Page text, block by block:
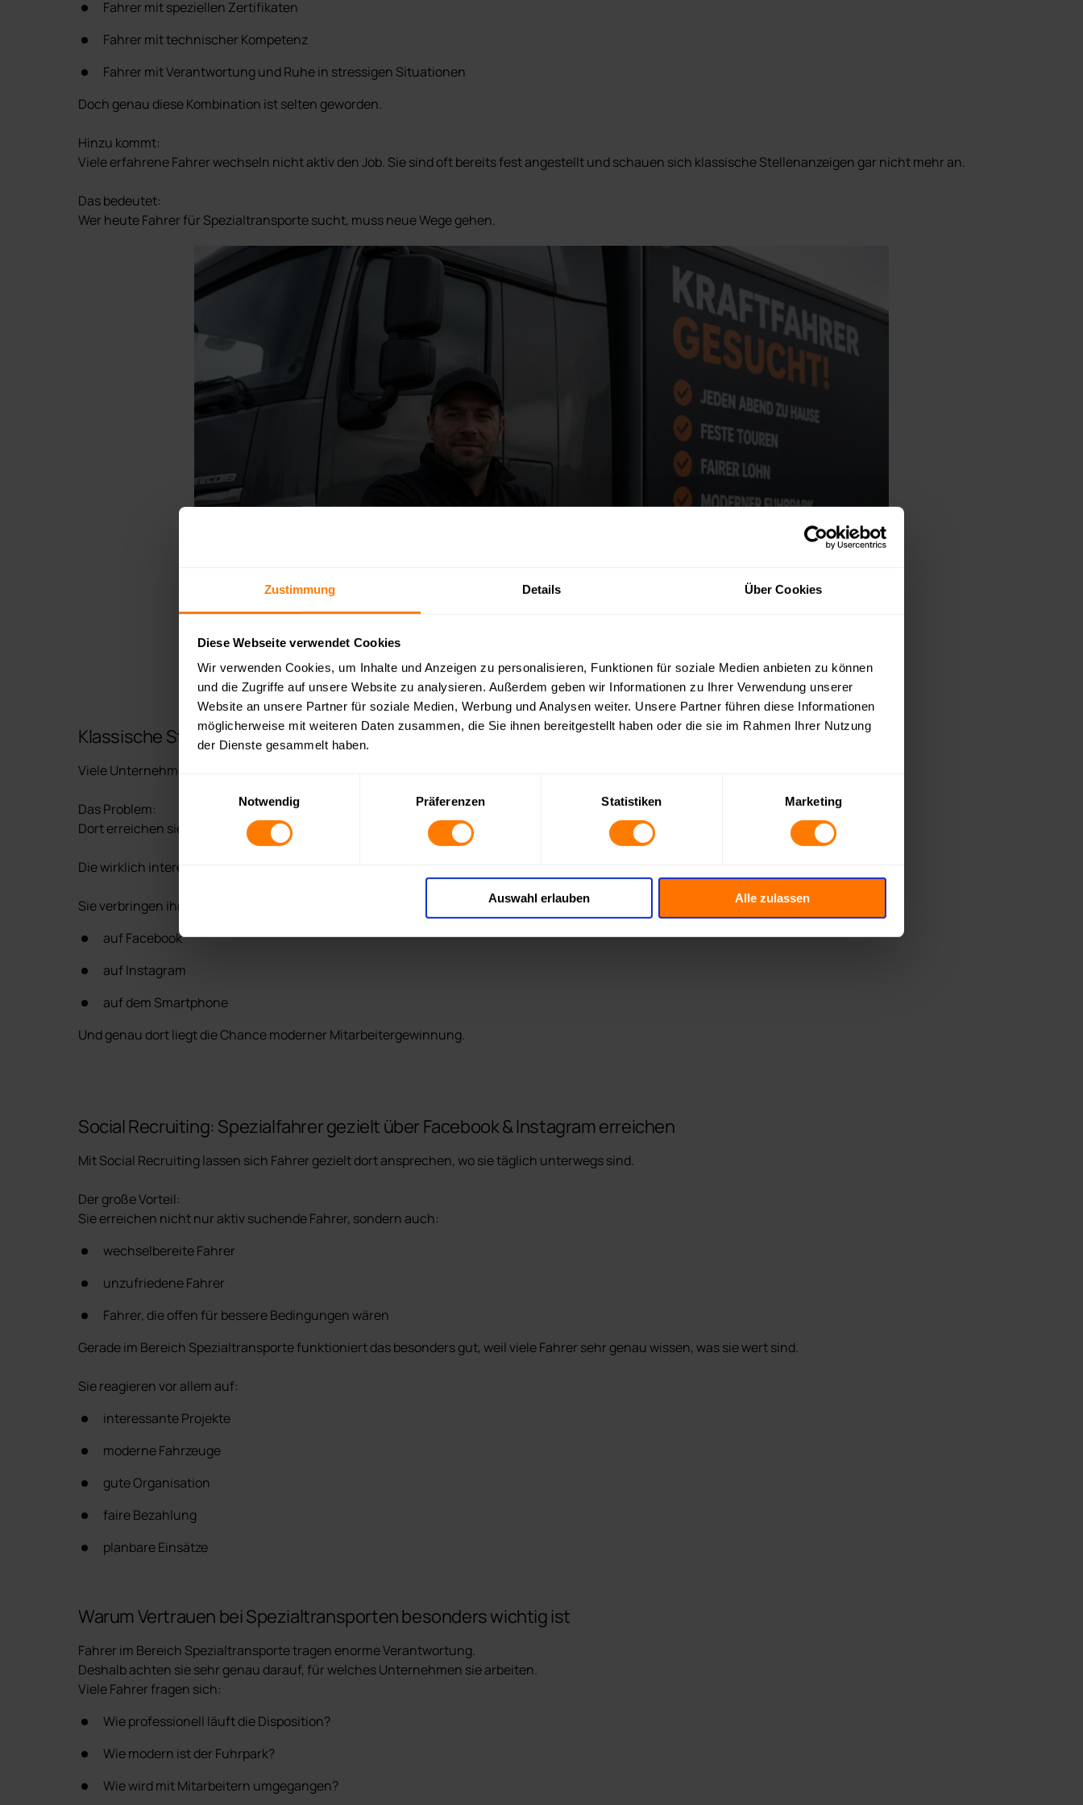
Zustimmung Details Über Cookies
Diese Webseite verwendet Cookies
Wir verwenden Cookies, um Inhalte und Anzeigen zu personalisieren, Funktionen für soziale Medien anbieten zu können
und die Zugriffe auf unsere Website zu analysieren. Außerdem geben wir Informationen zu Ihrer Verwendung unserer
Website an unsere Partner für soziale Medien, Werbung und Analysen weiter. Unsere Partner führen diese Informationen
möglicherweise mit weiteren Daten zusammen, die Sie ihnen bereitgestellt haben oder die sie im Rahmen Ihrer Nutzung
der Dienste gesammelt haben.
Notwendig
Präferenzen Statistiken Marketing
Auswahl erlauben Alle zulassen
Fahrer mit speziellen Zertifikaten
Fahrer mit technischer Kompetenz
Fahrer mit Verantwortung und Ruhe in stressigen Situationen
Doch genau diese Kombination ist selten geworden.
Hinzu kommt:
Viele erfahrene Fahrer wechseln nicht aktiv den Job. Sie sind oft bereits fest angestellt und schauen sich klassische Stellenanzeigen gar nicht mehr an.
Das bedeutet:
Wer heute Fahrer für Spezialtransporte sucht, muss neue Wege gehen.
Klassische Stellenanzeigen reichen oft nicht mehr aus
Viele Unternehmen veröffentlichen ihre offenen Stellen weiterhin auf klassischen Jobbörsen.
Das Problem:
Dort erreichen sie meist nur aktiv suchende Bewerber.
Die wirklich interessanten Kandidaten – also erfahrene Fahrer mit Spezialkenntnissen – befinden sich oft gar nicht auf diesen Plattformen.
Sie verbringen ihre Zeit wie fast jeder andere:
auf Facebook
auf Instagram
auf dem Smartphone
Und genau dort liegt die Chance moderner Mitarbeitergewinnung.
Social Recruiting: Spezialfahrer gezielt über Facebook & Instagram erreichen
Mit Social Recruiting lassen sich Fahrer gezielt dort ansprechen, wo sie täglich unterwegs sind.
Der große Vorteil:
Sie erreichen nicht nur aktiv suchende Fahrer, sondern auch:
wechselbereite Fahrer
unzufriedene Fahrer
Fahrer, die offen für bessere Bedingungen wären
Gerade im Bereich Spezialtransporte funktioniert das besonders gut, weil viele Fahrer sehr genau wissen, was sie wert sind.
Sie reagieren vor allem auf:
interessante Projekte
moderne Fahrzeuge
gute Organisation
faire Bezahlung
planbare Einsätze
Warum Vertrauen bei Spezialtransporten besonders wichtig ist
Fahrer im Bereich Spezialtransporte tragen enorme Verantwortung.
Deshalb achten sie sehr genau darauf, für welches Unternehmen sie arbeiten.
Viele Fahrer fragen sich:
Wie professionell läuft die Disposition?
Wie modern ist der Fuhrpark?
Wie wird mit Mitarbeitern umgegangen?